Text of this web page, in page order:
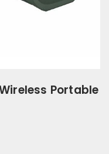
Wireless Portable